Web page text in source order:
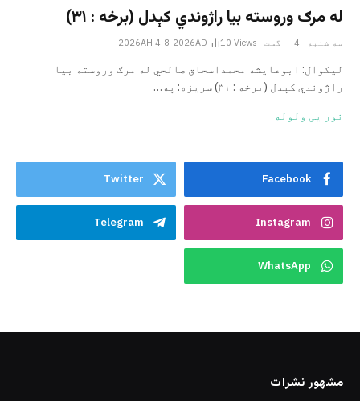
له مرګ وروسته بیا راژوندي کېدل (برخه : ۳۱)
سه شنبه _4 _اگست _2026AH 4-8-2026AD 10 Views
لیکوال: ابوعایشه محمداسحاق صالحي له مرګ وروسته بیا
راژوندي کېدل (برخه : ۳۱) سریزه: په…
نور یی ولوله
Facebook
Twitter
Instagram
Telegram
WhatsApp
مشهور نشرات